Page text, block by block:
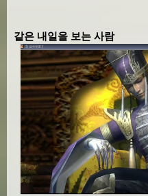
같은 내일을 보는 사람